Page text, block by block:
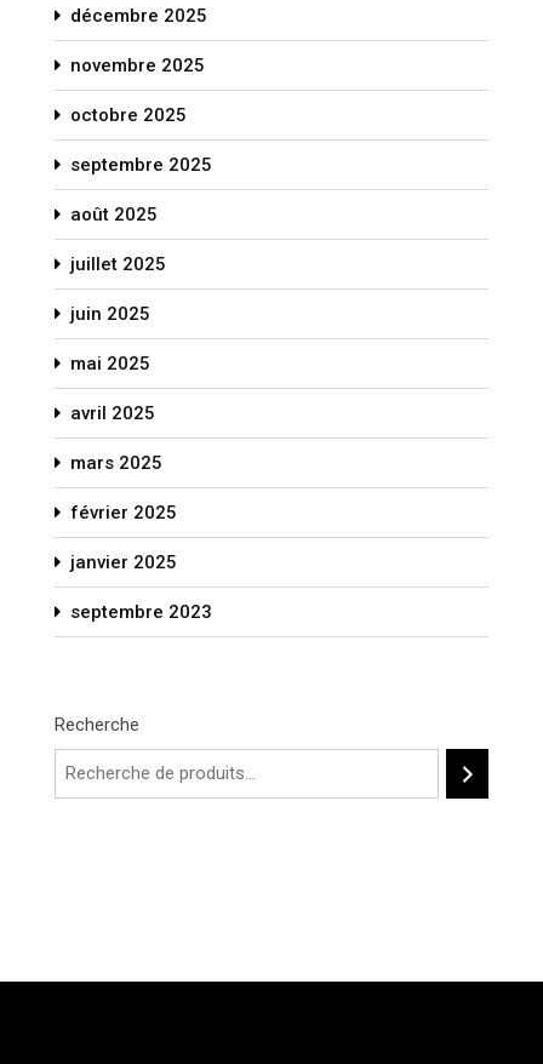
décembre 2025
novembre 2025
octobre 2025
septembre 2025
août 2025
juillet 2025
juin 2025
mai 2025
avril 2025
mars 2025
février 2025
janvier 2025
septembre 2023
Recherche